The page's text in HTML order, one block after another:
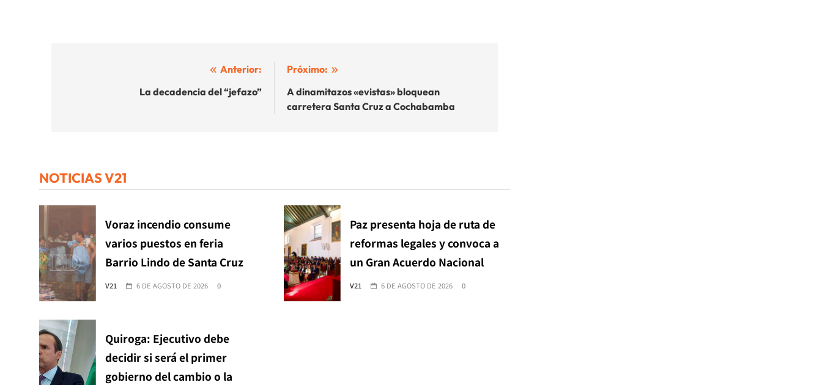
Anterior:
La decadencia del “jefazo”
Próximo:
A dinamitazos «evistas» bloquean
carretera Santa Cruz a Cochabamba
NOTICIAS V21
Voraz incendio consume
varios puestos en feria
Barrio Lindo de Santa Cruz
V21 6 DE AGOSTO DE 2026 0
Paz presenta hoja de ruta de
reformas legales y convoca a
un Gran Acuerdo Nacional
V21 6 DE AGOSTO DE 2026 0
Quiroga: Ejecutivo debe
decidir si será el primer
gobierno del cambio o la